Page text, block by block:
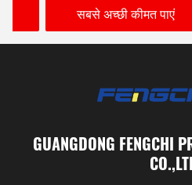
सबसे अच्छी कीमत पाएं
GUANGDONG FENGCHI